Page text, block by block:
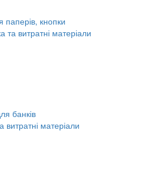
паперів, кнопки
та витратні матеріали
банків
витратні матеріали